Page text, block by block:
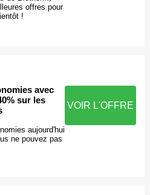
offres pour
!
avec
sur les
aujourd'hui
ne pouvez pas
VOIR L'OFFRE